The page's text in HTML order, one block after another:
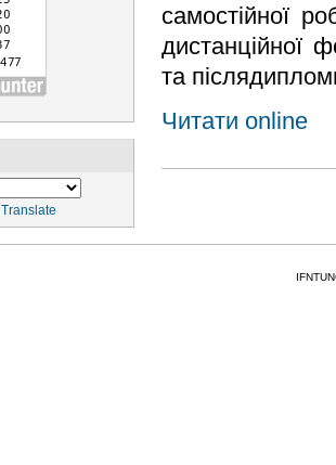
Translate
самостійної
дистанційної
та
Читати online